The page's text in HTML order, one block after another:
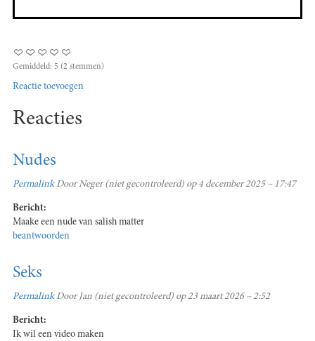
Gemiddeld: 5 (2 stemmen)
Reactie toevoegen
Reacties
Nudes
PermalinkDoorNeger (niet gecontroleerd) op 4 december 2025 – 17:47
Bericht:
Maake een nude van salish matter
beantwoorden
Seks
PermalinkDoor Jan (niet gecontroleerd) op 23 maart 2026 – 2:52
Bericht:
Ik wil een video maken